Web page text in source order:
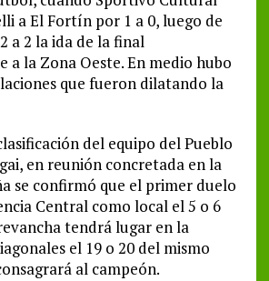
a El Fortín por 1 a 0, luego de
a 2 la ida de la final
a la Zona Oeste. En medio hubo
que fueron dilatando la
del equipo del Pueblo
en reunión concretada en la
se confirmó que el primer duelo
Central como local el 5 o 6
tendrá lugar en la
el 19 o 20 del mismo
al campeón.